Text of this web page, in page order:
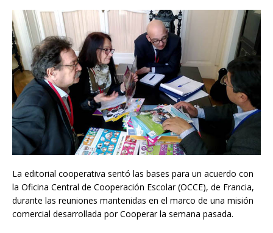
La editorial cooperativa sentó las bases para un acuerdo con
la Oficina Central de Cooperación Escolar (OCCE), de Francia,
durante las reuniones mantenidas en el marco de una misión
comercial desarrollada por Cooperar la semana pasada.